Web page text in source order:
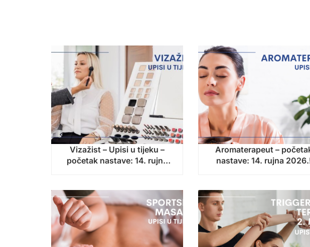
Vizažist – Upisi u tijeku –
početak nastave: 14. rujna
Aromaterapeut –
nastave: 14. rujna